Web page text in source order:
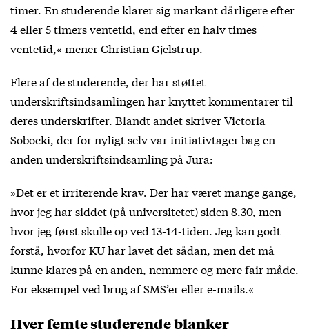
timer. En studerende klarer sig markant dårligere efter
4 eller 5 timers ventetid, end efter en halv times
ventetid,« mener Christian Gjelstrup.
Flere af de studerende, der har støttet
underskriftsindsamlingen har knyttet kommentarer til
deres underskrifter. Blandt andet skriver Victoria
Sobocki, der for nyligt selv var initiativtager bag en
anden underskriftsindsamling på Jura:
»Det er et irriterende krav. Der har været mange gange,
hvor jeg har siddet (på universitetet) siden 8.30, men
hvor jeg først skulle op ved 13-14-tiden. Jeg kan godt
forstå, hvorfor KU har lavet det sådan, men det må
kunne klares på en anden, nemmere og mere fair måde.
For eksempel ved brug af SMS’er eller e-mails.«
Hver femte studerende blanker